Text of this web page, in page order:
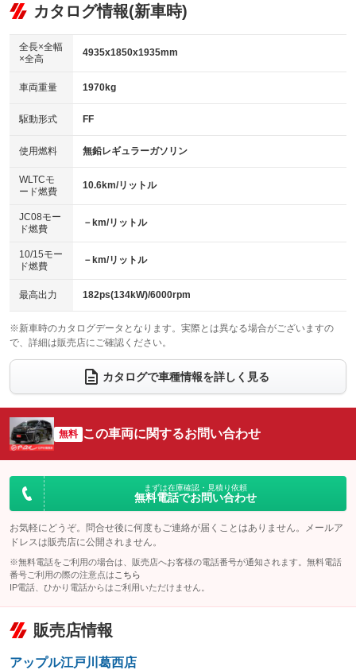
リフトアップ
：装備なし
：装備なし
パワーウィンドウ
アイドリングストップ
：装備なし
USB入力端子
：装備あり
100V電源
：装備あり
センターデフロック
：装備なし
電動格納ミラー
：装備なし
ビジュアル
：装備なし
：装備あり
革シート
キーレス
HID(キセノンライト)
：装備なし
バックカメラ
：装備あり
エアロ
：装備なし
：装備なし
パワーシート
ベンチシート
：装備なし
チップアップシート
：装備なし
：装備なし ：装備なし
ウォークスルー
：装備なし
電動リアゲート フロントカメラ
：装備なし
：装備なし ：装備なし
サイドカメラ
：装備なし ルーフレール
：装備なし
：装備なし
：装備なし
カタログ情報(新車時)
全長×全幅
×全高
4935x1850x1935mm
車両重量 1970kg
駆動形式 FF
使用燃料 無鉛レギュラーガソリン
WLTCモ
ード燃費
10.6km/リットル
JC08モー
ド燃費
－km/リットル
10/15モー
ド燃費
－km/リットル
最高出力 182ps(134kW)/6000rpm
※新車時のカタログデータとなります。実際とは異なる場合がございますの
で、詳細は販売店にご確認ください。
カタログで車種情報を詳しく見る
無料 この車両に関するお問い合わせ
まずは在庫確認・見積り依頼
無料電話でお問い合わせ
お気軽にどうぞ。問合せ後に何度もご連絡が届くことはありません。メールア
ドレスは販売店に公開されません。
※無料電話をご利用の場合は、販売店へお客様の電話番号が通知されます。無料電話
番号ご利用の際の注意点は こちら
IP電話、ひかり電話からはご利用いただけません。
販売店情報
アップル江戸川葛西店